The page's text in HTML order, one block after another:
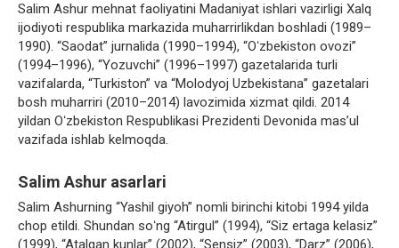
Salim Ashur mehnat faoliyatini Madaniyat ishlari vazirligi Xalq
ijodiyoti respublika markazida muharrirlikdan boshladi (1989–
1990). “Saodat” jurnalida (1990–1994), “Oʻzbekiston ovozi”
(1994–1996), “Yozuvchi” (1996–1997) gazetalarida turli
vazifalarda, “Turkiston” va “Molodyoj Uzbekistana” gazetalari
bosh muharriri (2010–2014) lavozimida xizmat qildi. 2014
yildan Oʻzbekiston Respublikasi Prezidenti Devonida masʼul
vazifada ishlab kelmoqda.
Salim Ashur asarlari
Salim Ashurning “Yashil giyoh” nomli birinchi kitobi 1994 yilda
chop etildi. Shundan soʻng “Atirgul” (1994), “Siz ertaga kelasiz”
(1999), “Atalgan kunlar” (2002), “Sensiz” (2003), “Darz” (2006),